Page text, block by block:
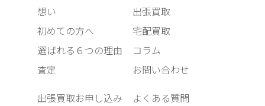
想い
初めての方へ
選ばれる６つの理由
査定
出張買取
宅配買取
コラム
お問い合わせ
出張買取お申し込み
よくある質問